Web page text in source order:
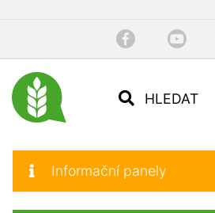
HLEDAT
Informační panely